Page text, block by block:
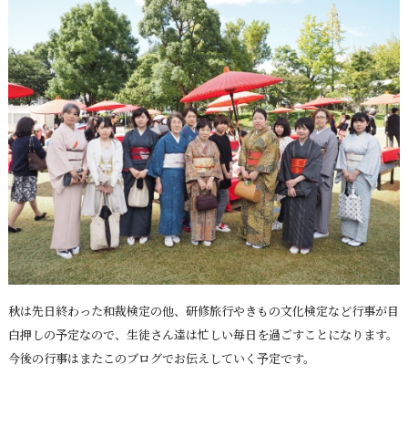
秋は先日終わった和裁検定の他、研修旅行やきもの文化検定など行事が目
白押しの予定なので、生徒さん達は忙しい毎日を過ごすことになります。
今後の行事はまたこのブログでお伝えしていく予定です。